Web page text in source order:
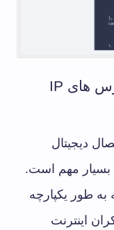
نتیجه گیری: توجه به اهمیت آدرس های IP
دیجیتال
مهم است.
به طور یکپارچه
اینترنت